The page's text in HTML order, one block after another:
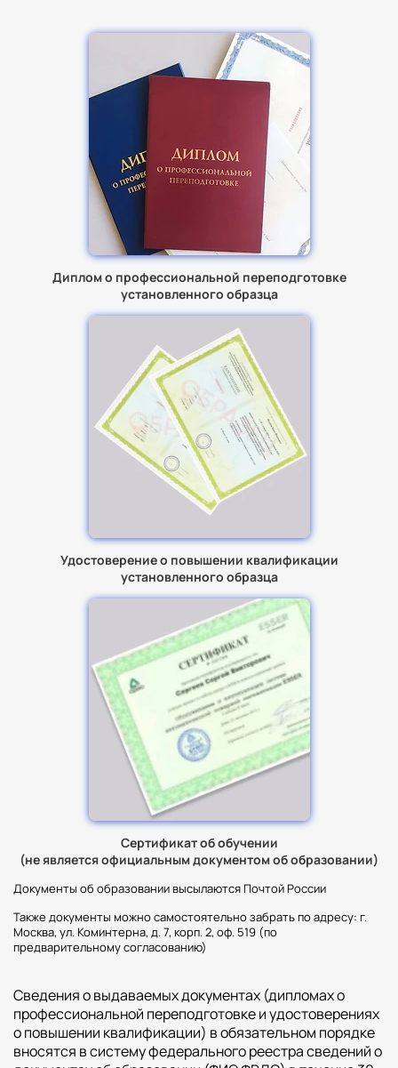
Диплом о профессиональной переподготовке
установленного образца
Удостоверение о повышении квалификации
установленного образца
Сертификат об обучении
(не является официальным документом об образовании)
Документы об образовании высылаются Почтой России
Также документы можно самостоятельно забрать по адресу: г.
Москва, ул. Коминтерна, д. 7, корп. 2, оф. 519 (по
предварительному согласованию)
Сведения о выдаваемых документах (дипломах о
профессиональной переподготовке и удостоверениях
о повышении квалификации) в обязательном порядке
вносятся в систему федерального реестра сведений о